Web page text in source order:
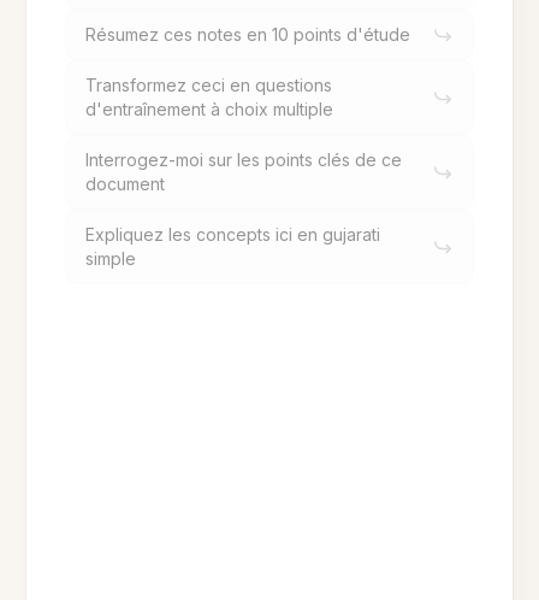
Résumez ces notes en 10 points d'étude
Transformez ceci en questions
d'entraînement à choix multiple
Interrogez-moi sur les points clés de ce
document
Expliquez les concepts ici en gujarati
simple